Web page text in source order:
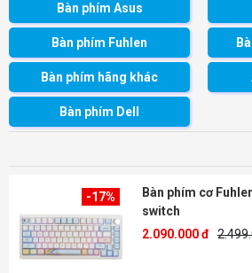
Bàn phím Asus
Bàn phím Fuhlen
Bàn phím hãng khác
Bàn phím Dell
-17%
Bàn phím cơ
switch
2.090.000 đ